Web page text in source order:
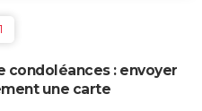
1
condoléances : envoyer
une carte